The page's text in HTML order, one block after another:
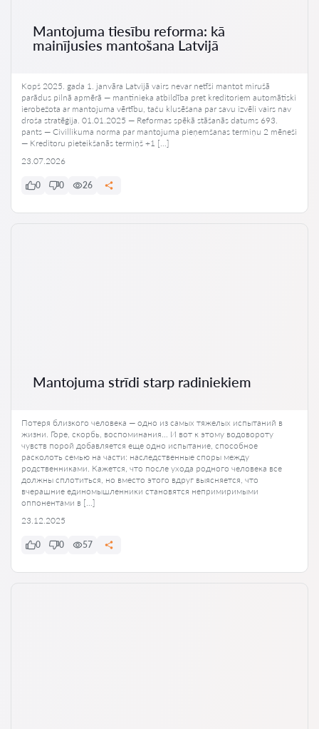
Mantojuma tiesību reforma: kā
mainījusies mantošana Latvijā
Kopš 2025. gada 1. janvāra Latvijā vairs nevar netīši mantot mirušā
parādus pilnā apmērā — mantinieka atbildība pret kreditoriem automātiski
ierobežota ar mantojuma vērtību, taču klusēšana par savu izvēli vairs nav
droša stratēģija. 01.01.2025 — Reformas spēkā stāšanās datums 693.
pants — Civillikuma norma par mantojuma pieņemšanas termiņu 2 mēneši
— Kreditoru pieteikšanās termiņš +1 […]
23.07.2026
0 0 26
Mantojuma strīdi starp radiniekiem
Потеря близкого человека — одно из самых тяжелых испытаний в
жизни. Горе, скорбь, воспоминания… И вот к этому водовороту
чувств порой добавляется еще одно испытание, способное
расколоть семью на части: наследственные споры между
родственниками. Кажется, что после ухода родного человека все
должны сплотиться, но вместо этого вдруг выясняется, что
вчерашние единомышленники становятся непримиримыми
оппонентами в […]
23.12.2025
0 0 57